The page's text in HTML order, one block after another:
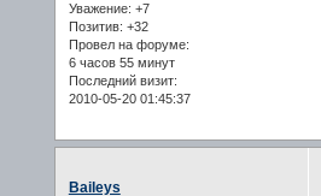
Уважение: +7
Позитив: +32
Провел на форуме:
6 часов 55 минут
Последний визит:
2010-05-20 01:45:37
Baileys